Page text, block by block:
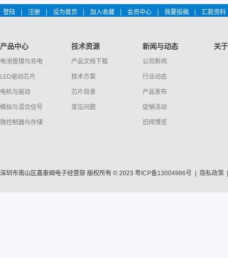
登陆 | 注册 | 设为首页 | 加入收藏 | 会员中心 | 我要投稿 | 汇款资料
产品中心
电池管理与充电
LED驱动芯片
电机与驱动
模拟与混合信号
微控制器与存储
技术资源
产品文档下载
技术方案
芯片目录
常见问题
新闻与动态
公司新闻
行业动态
产品发布
促销活动
旧闻博览
关
深圳市南山区嘉泰姆电子经营部 版权所有 © 2023 粤ICP备13004986号 隐私政策